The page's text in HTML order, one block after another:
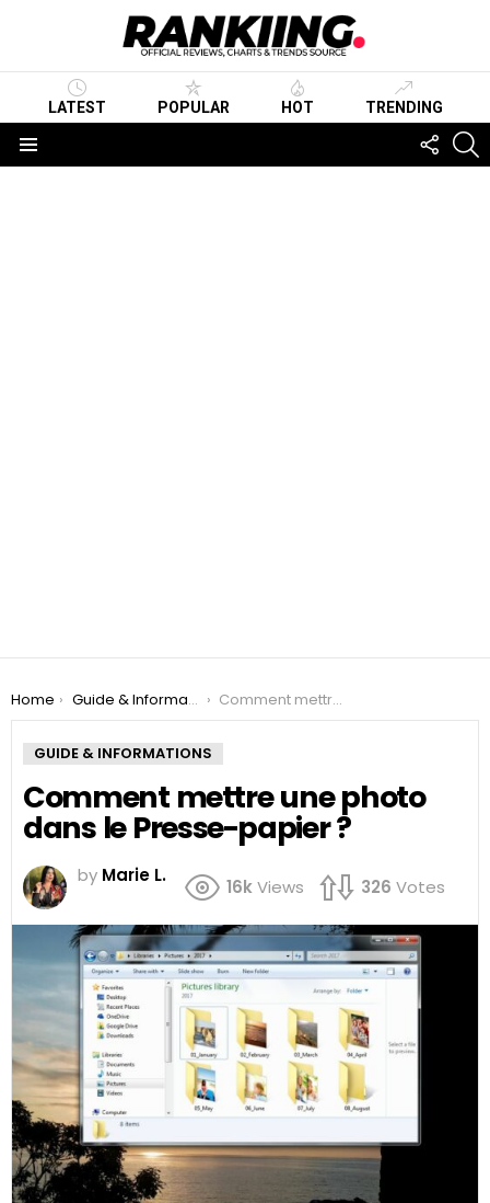
LATEST POPULAR HOT TRENDING
US
You are here:
Home Guide & Informations Comment mettre une photo dans le Presse-papier ?
GUIDE & INFORMATIONS
Comment mettre une photo
dans le Presse-papier ?
by Marie L.
16kViews 326 Votes